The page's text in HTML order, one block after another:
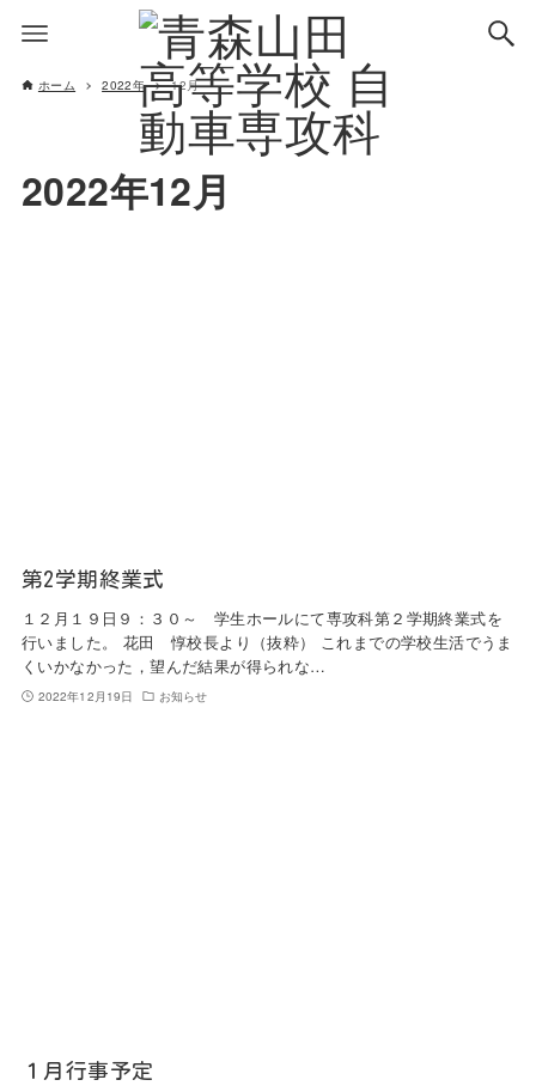
ホーム 2022年 12月
2022年12月
第2学期終業式
１２月１９日９：３０～ 学生ホールにて専攻科第２学期終業式を
行いました。 花田 惇校長より（抜粋） これまでの学校生活でうま
くいかなかった，望んだ結果が得られな…
2022年12月19日 お知らせ
１月行事予定